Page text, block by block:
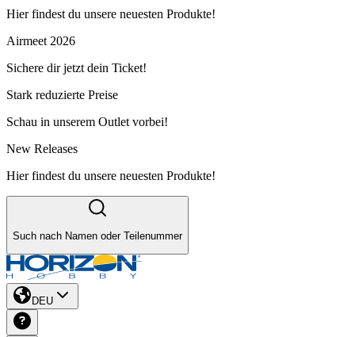
Hier findest du unsere neuesten Produkte!
Airmeet 2026
Sichere dir jetzt dein Ticket!
Stark reduzierte Preise
Schau in unserem Outlet vorbei!
New Releases
Hier findest du unsere neuesten Produkte!
Such nach Namen oder Teilenummer
DEU